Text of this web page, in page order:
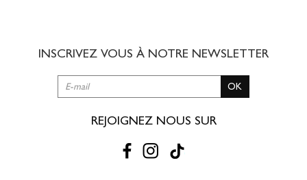
RETOUR SIMPLE SOUS 30 JOURS :
Vous avez changé d'avis ?
Retournez vos achats gratuitement en
livraison/retour disponible dans votre compte client (rubrique "Mes
Gagnez du temps en échangeant votre produit
INSCRIVEZ VOUS À NOTRE NEWSLETTER
OK
REJOIGNEZ NOUS SUR